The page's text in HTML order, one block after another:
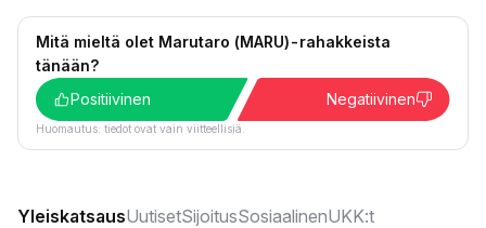
Mitä mieltä olet Marutaro (MARU)-rahakkeista
tänään?
Positiivinen
Negatiivinen
Huomautus: tiedot ovat vain viitteellisiä.
YleiskatsausUutisetSijoitusSosiaalinenUKK:t